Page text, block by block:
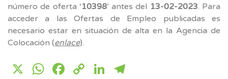
número de oferta ‘10398’ antes del 13-02-2023. Para
acceder a las Ofertas de Empleo publicadas es
necesario estar en situación de alta en la Agencia de
Colocación (enlace).
X WhatsApp
Facebook
CopyLinkedIn